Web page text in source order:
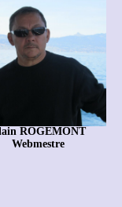
ROGEMONT
Webmestre